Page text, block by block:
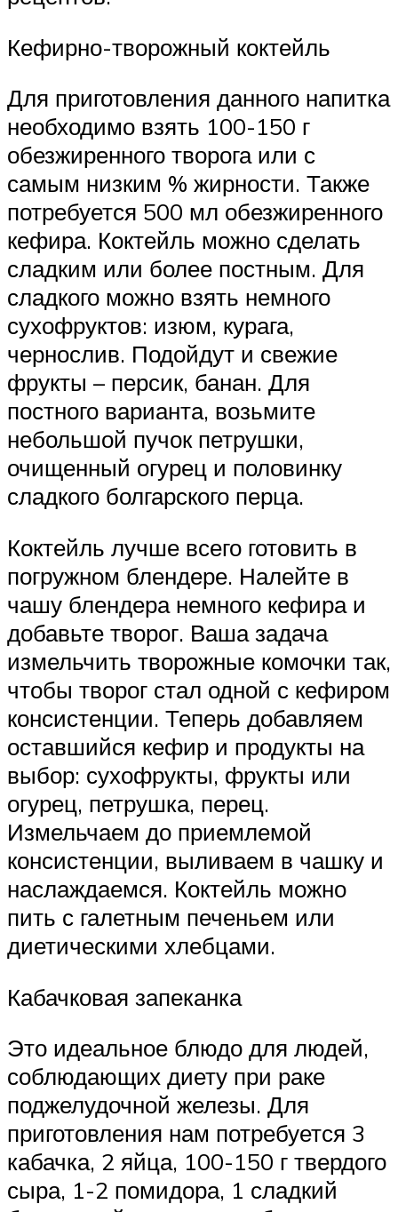
Кефирно-творожный коктейль
Для приготовления данного напитка
необходимо взять 100-150 г
обезжиренного творога или с
самым низким % жирности. Также
потребуется 500 мл обезжиренного
кефира. Коктейль можно сделать
сладким или более постным. Для
сладкого можно взять немного
сухофруктов: изюм, курага,
чернослив. Подойдут и свежие
фрукты – персик, банан. Для
постного варианта, возьмите
небольшой пучок петрушки,
очищенный огурец и половинку
сладкого болгарского перца.
Коктейль лучше всего готовить в
погружном блендере. Налейте в
чашу блендера немного кефира и
добавьте творог. Ваша задача
измельчить творожные комочки так,
чтобы творог стал одной с кефиром
консистенции. Теперь добавляем
оставшийся кефир и продукты на
выбор: сухофрукты, фрукты или
огурец, петрушка, перец.
Измельчаем до приемлемой
консистенции, выливаем в чашку и
наслаждаемся. Коктейль можно
пить с галетным печеньем или
диетическими хлебцами.
Кабачковая запеканка
Это идеальное блюдо для людей,
соблюдающих диету при раке
поджелудочной железы. Для
приготовления нам потребуется 3
кабачка, 2 яйца, 100-150 г твердого
сыра, 1-2 помидора, 1 сладкий